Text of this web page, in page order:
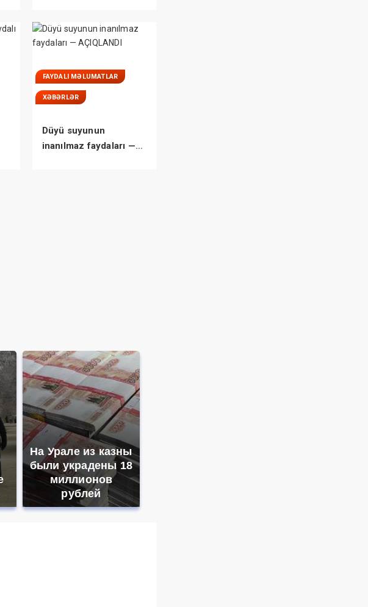
FAYDALI MƏLUMATLAR
XƏBƏRLƏR
Düyü suyunun
inanılmaz faydaları —
На Урале из казны
были украдены 18
миллионов
рублей